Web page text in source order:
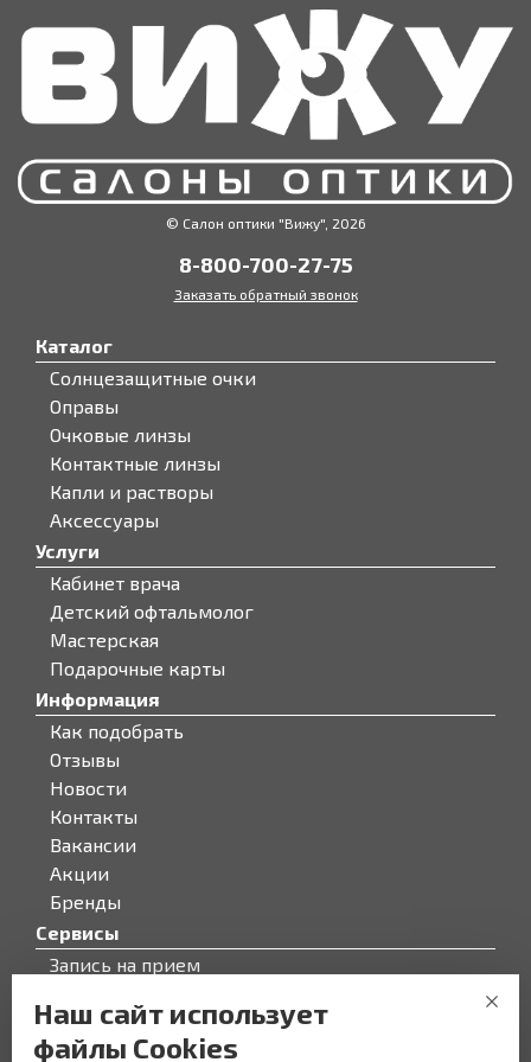
© Салон оптики "Вижу", 2026
8-800-700-27-75
Заказать обратный звонок
Каталог
Солнцезащитные очки
Оправы
Очковые линзы
Контактные линзы
Капли и растворы
Аксессуары
Услуги
Кабинет врача
Детский офтальмолог
Мастерская
Подарочные карты
Информация
Как подобрать
Отзывы
Новости
Контакты
Вакансии
Акции
Бренды
Сервисы
Запись на прием
О компании
О компании
Наш сайт использует
файлы Cookies